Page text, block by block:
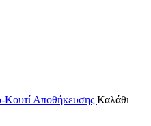
Αποθήκευσης Καλάθι